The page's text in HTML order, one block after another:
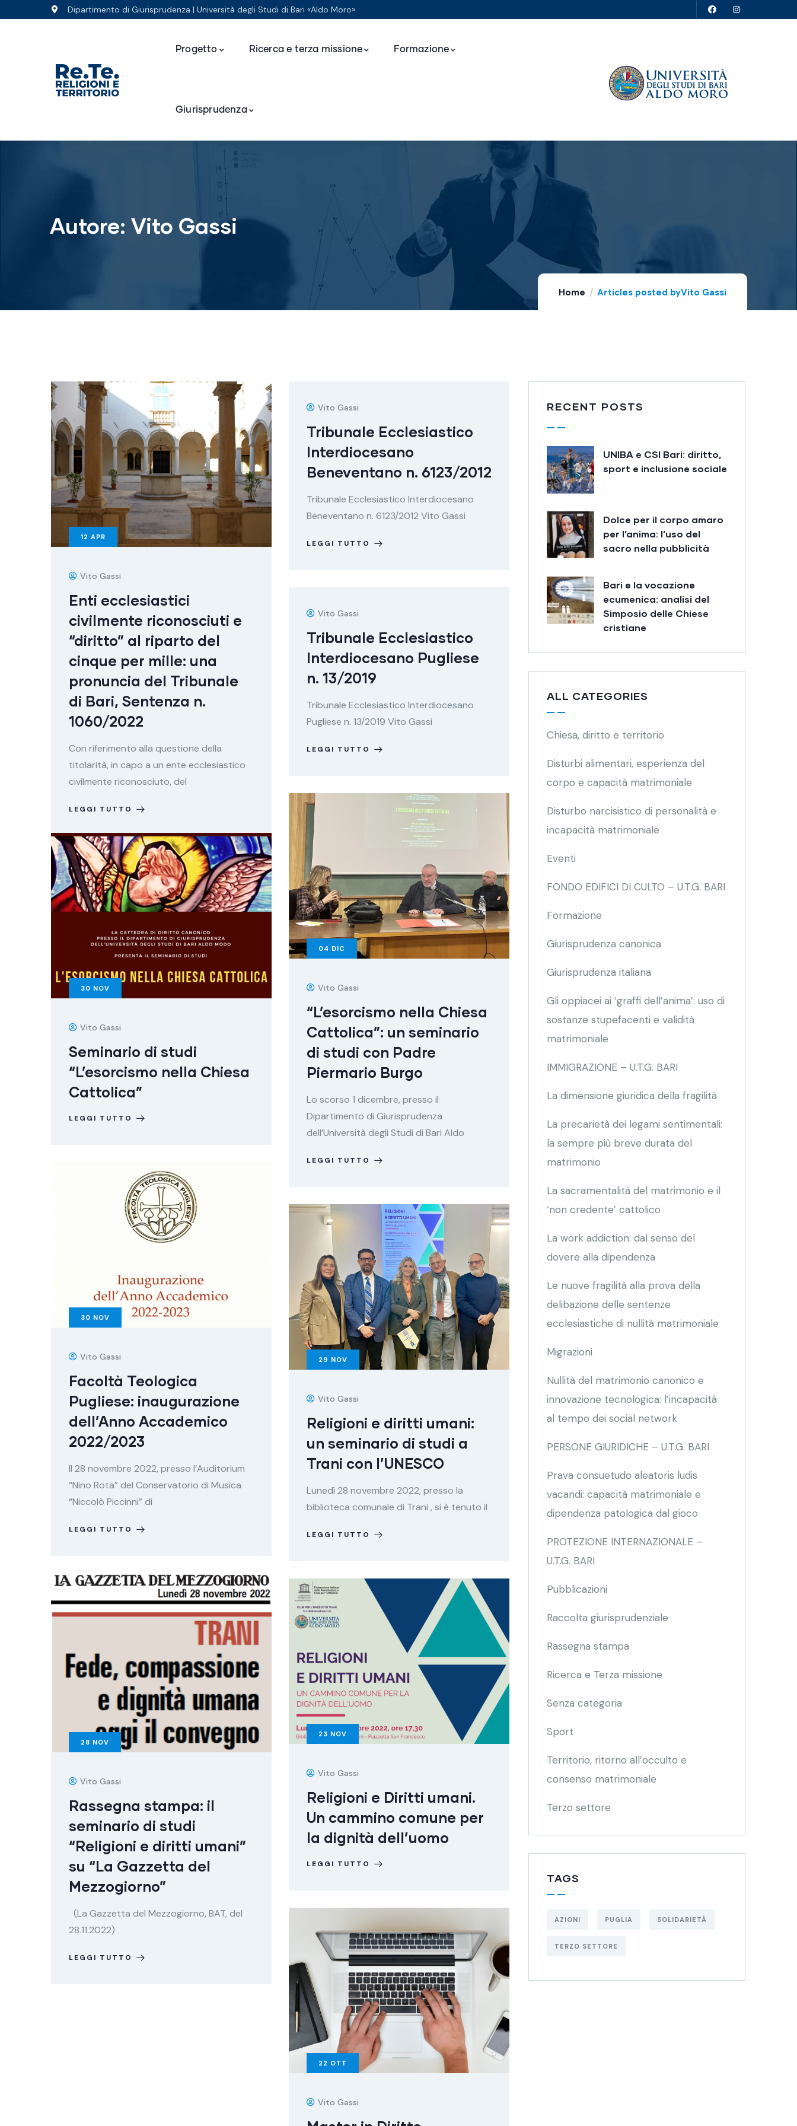
Dipartimento di Giurisprudenza | Università degli Studi di Bari «Aldo Moro»
Progetto Ricerca e terza missione Formazione
Giurisprudenza
Autore: Vito Gassi
Home Articles posted byVito Gassi
12 APR
Vito Gassi
Enti ecclesiastici
civilmente riconosciuti e
“diritto” al riparto del
cinque per mille: una
pronuncia del Tribunale
di Bari, Sentenza n.
1060/2022
Con riferimento alla questione della
titolarità, in capo a un ente ecclesiastico
civilmente riconosciuto, del
LEGGI TUTTO
Vito Gassi
Tribunale Ecclesiastico
Interdiocesano
Beneventano n. 6123/2012
Tribunale Ecclesiastico Interdiocesano
Beneventano n. 6123/2012 Vito Gassi
LEGGI TUTTO
Vito Gassi
Tribunale Ecclesiastico
Interdiocesano Pugliese
n. 13/2019
Tribunale Ecclesiastico Interdiocesano
Pugliese n. 13/2019 Vito Gassi
LEGGI TUTTO
04 DIC
Vito Gassi
“L’esorcismo nella Chiesa
Cattolica”: un seminario
di studi con Padre
Piermario Burgo
Lo scorso 1 dicembre, presso il
Dipartimento di Giurisprudenza
dell’Università degli Studi di Bari Aldo
LEGGI TUTTO
30 NOV
Vito Gassi
Seminario di studi
“L’esorcismo nella Chiesa
Cattolica”
LEGGI TUTTO
30 NOV
Vito Gassi
Facoltà Teologica
Pugliese: inaugurazione
dell’Anno Accademico
2022/2023
Il 28 novembre 2022, presso l’Auditorium
“Nino Rota” del Conservatorio di Musica
“Niccolò Piccinni” di
LEGGI TUTTO
29 NOV
Vito Gassi
Religioni e diritti umani:
un seminario di studi a
Trani con l’UNESCO
Lunedì 28 novembre 2022, presso la
biblioteca comunale di Trani , si è tenuto il
LEGGI TUTTO
28 NOV
Vito Gassi
Rassegna stampa: il
seminario di studi
“Religioni e diritti umani”
su “La Gazzetta del
Mezzogiorno”
(La Gazzetta del Mezzogiorno, BAT, del
28.11.2022)
LEGGI TUTTO
23 NOV
Vito Gassi
Religioni e Diritti umani.
Un cammino comune per
la dignità dell’uomo
LEGGI TUTTO
22 OTT
Vito Gassi
RECENT POSTS
UNIBA e CSI Bari: diritto,
sport e inclusione sociale
Dolce per il corpo amaro
per l’anima: l’uso del
sacro nella pubblicità
Bari e la vocazione
ecumenica: analisi del
Simposio delle Chiese
cristiane
ALL CATEGORIES
Chiesa, diritto e territorio
Disturbi alimentari, esperienza del
corpo e capacità matrimoniale
Disturbo narcisistico di personalità e
incapacità matrimoniale
Eventi
FONDO EDIFICI DI CULTO – U.T.G. BARI
Formazione
Giurisprudenza canonica
Giurisprudenza italiana
Gli oppiacei ai ‘graffi dell’anima’: uso di
sostanze stupefacenti e validità
matrimoniale
IMMIGRAZIONE – U.T.G. BARI
La dimensione giuridica della fragilità
La precarietà dei legami sentimentali:
la sempre più breve durata del
matrimonio
La sacramentalità del matrimonio e il
‘non credente’ cattolico
La work addiction: dal senso del
dovere alla dipendenza
Le nuove fragilità alla prova della
delibazione delle sentenze
ecclesiastiche di nullità matrimoniale
Migrazioni
Nullità del matrimonio canonico e
innovazione tecnologica: l’incapacità
al tempo dei social network
PERSONE GIURIDICHE – U.T.G. BARI
Prava consuetudo aleatoris ludis
vacandi: capacità matrimoniale e
dipendenza patologica dal gioco
PROTEZIONE INTERNAZIONALE –
U.T.G. BARI
Pubblicazioni
Raccolta giurisprudenziale
Rassegna stampa
Ricerca e Terza missione
Senza categoria
Sport
Territorio, ritorno all’occulto e
consenso matrimoniale
Terzo settore
TAGS
AZIONI PUGLIA SOLIDARIETÀ
TERZO SETTORE